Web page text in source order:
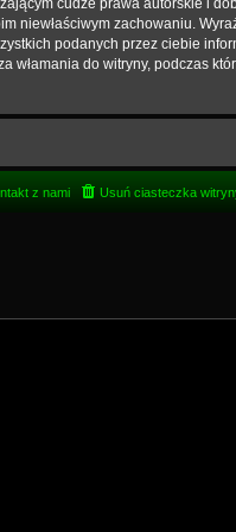
cudze prawa autorskie i
niewłaściwym zachowaniu.
podanych przez ciebie
włamania do witryny, podczas
Usuń ciasteczka
z nami